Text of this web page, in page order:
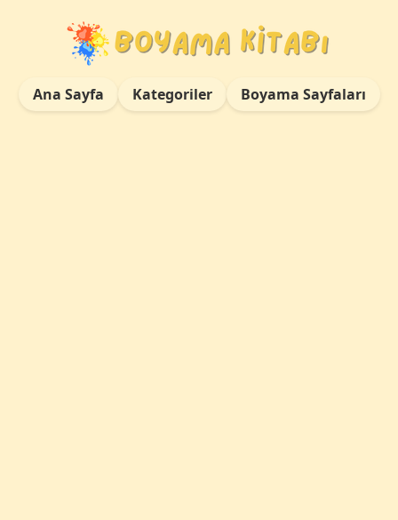
Ana Sayfa Kategoriler Boyama Sayfaları